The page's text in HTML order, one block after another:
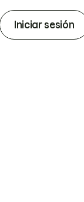
Iniciar sesión